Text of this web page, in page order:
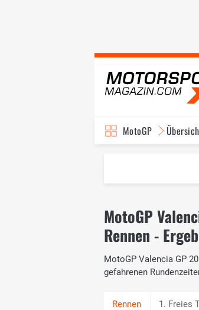
MotoGP
MotoGP
Rennen -
MotoGP Valencia GP
gefahrenen
1. Freies